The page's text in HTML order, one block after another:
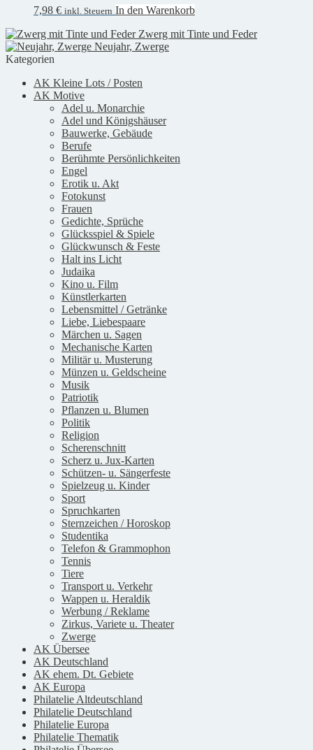
7,98 € inkl. Steuern In den Warenkorb
Zwerg mit Tinte und Feder
Neujahr, Zwerge
Kategorien
AK Kleine Lots / Posten
AK Motive
Adel u. Monarchie
Adel und Königshäuser
Bauwerke, Gebäude
Berufe
Berühmte Persönlichkeiten
Engel
Erotik u. Akt
Fotokunst
Frauen
Gedichte, Sprüche
Glücksspiel & Spiele
Glückwunsch & Feste
Halt ins Licht
Judaika
Kino u. Film
Künstlerkarten
Lebensmittel / Getränke
Liebe, Liebespaare
Märchen u. Sagen
Mechanische Karten
Militär u. Musterung
Münzen u. Geldscheine
Musik
Patriotik
Pflanzen u. Blumen
Politik
Religion
Scherenschnitt
Scherz u. Jux-Karten
Schützen- u. Sängerfeste
Spielzeug u. Kinder
Sport
Spruchkarten
Sternzeichen / Horoskop
Studentika
Telefon & Grammophon
Tennis
Tiere
Transport u. Verkehr
Wappen u. Heraldik
Werbung / Reklame
Zirkus, Variete u. Theater
Zwerge
AK Übersee
AK Deutschland
AK ehem. Dt. Gebiete
AK Europa
Philatelie Altdeutschland
Philatelie Deutschland
Philatelie Europa
Philatelie Thematik